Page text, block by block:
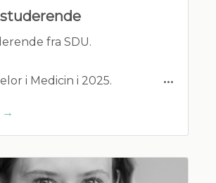
fra SDU.
i Medicin i 2025.
→